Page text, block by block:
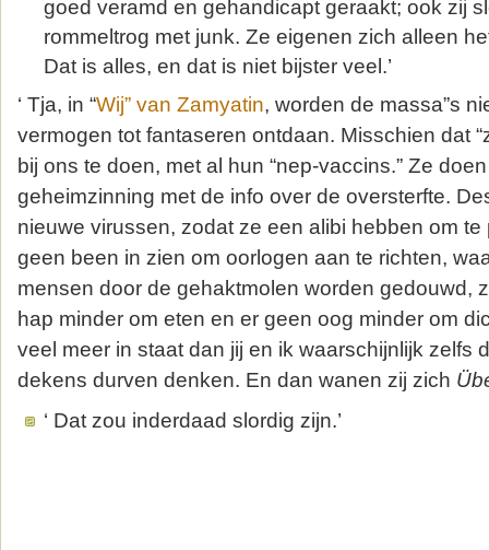
goed veramd en gehandicapt geraakt; ook zij
rommeltrog met junk. Ze eigenen zich alleen
Dat is alles, en dat is niet bijster veel.’
‘ Tja, in “Wij” van Zamyatin, worden de massa”s
vermogen tot fantaseren ontdaan. Misschien dat
bij ons te doen, met al hun “nep-vaccins.” Ze
geheimzinning met de info over de oversterfte.
nieuwe virussen, zodat ze een alibi hebben om
geen been in zien om oorlogen aan te richten,
mensen door de gehaktmolen worden gedouwd,
hap minder om eten en er geen oog minder om
veel meer in staat dan jij en ik waarschijnlijk zelfs
dekens durven denken. En dan wanen zij zich
‘ Dat zou inderdaad slordig zijn.’